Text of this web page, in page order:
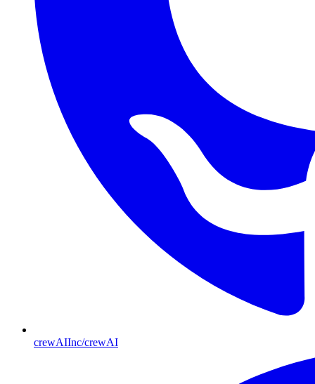
crewAIInc/crewAI